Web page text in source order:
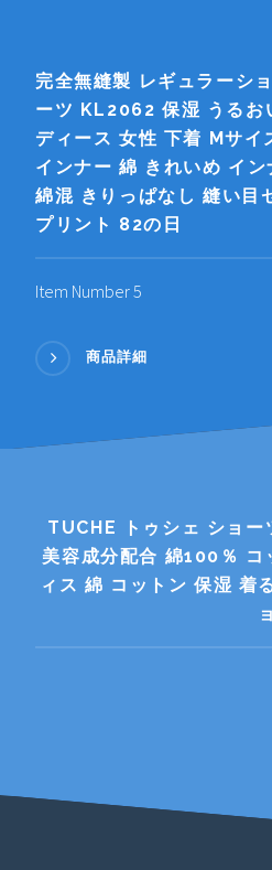
完全無縫製 レギュラーシ
ーツ KL2062 保湿 うるお
ディース 女性 下着 Mサ
インナー 綿 きれいめ イ
綿混 きりっぱなし 縫い目
プリント 82の日
Item Number 5
商品詳細
TUCHE トゥシェ ショ
美容成分配合 綿100％
ィス 綿 コットン 保湿 着